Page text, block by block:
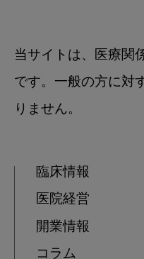
当サイトは、医療関
です。一般の方に対
りません。
臨床情報
医院経営
開業情報
コラム